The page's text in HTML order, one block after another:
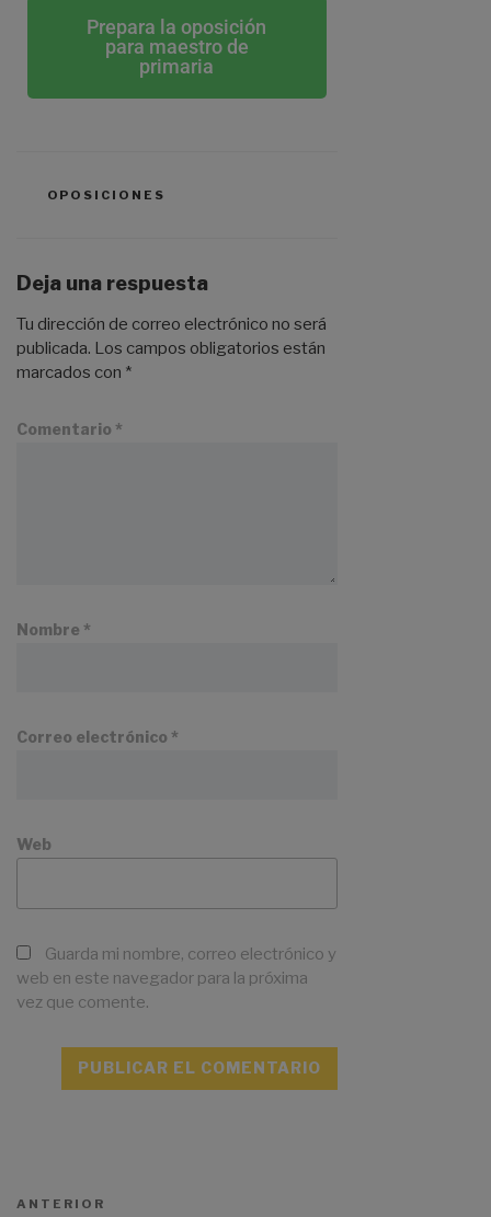
Prepara la oposición
para maestro de
primaria
OPOSICIONES
Deja una respuesta
Tu dirección de correo electrónico no será
publicada. Los campos obligatorios están
marcados con *
Comentario *
Nombre *
Correo electrónico *
Web
Guarda mi nombre, correo electrónico y
web en este navegador para la próxima
vez que comente.
e
ANTERIOR